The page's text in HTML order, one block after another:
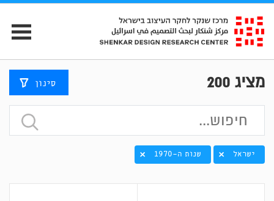
מציג 200 סינון
ישראל שנות ה-1970